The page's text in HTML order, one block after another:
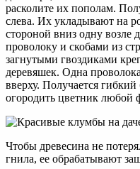
расколите их пополам.
слева. Их укладывают на
стороной вниз одну возле
проволоку и скобами из
загнутыми гвоздиками
деревяшек. Одна
вверху. Получается
огородить цветник любой
Чтобы древесина не
гнила, ее обрабатывают